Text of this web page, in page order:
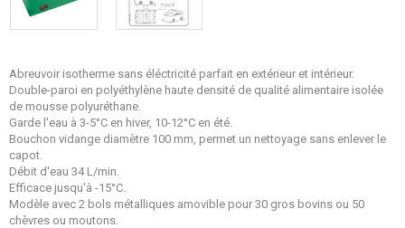
Abreuvoir isotherme sans éléctricité parfait en extérieur et intérieur.
Double-paroi en polyéthylène haute densité de qualité alimentaire isolée
de mousse polyuréthane.
Garde l'eau à 3-5°C en hiver, 10-12°C en été.
Bouchon vidange diamètre 100 mm, permet un nettoyage sans enlever le
capot.
Débit d'eau 34 L/min.
Efficace jusqu'à -15°C.
Modèle avec 2 bols métalliques amovible pour 30 gros bovins ou 50
chèvres ou moutons.